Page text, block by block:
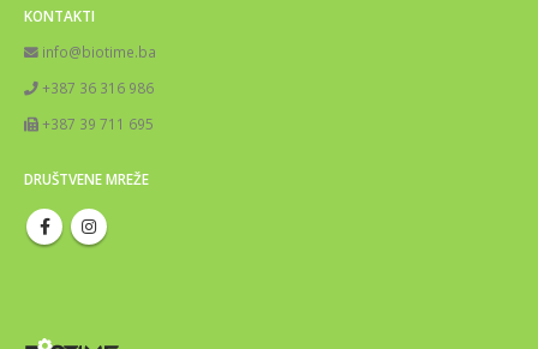
KONTAKTI
info@biotime.ba
+387 36 316 986
+387 39 711 695
DRUŠTVENE MREŽE